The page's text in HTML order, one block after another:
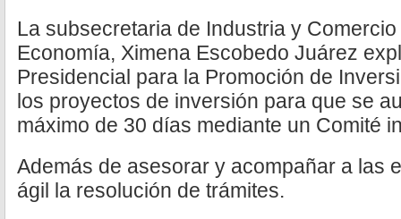
La subsecretaria de Industria y
Economía, Ximena Escobedo Juárez
Presidencial para la Promoción de
los proyectos de inversión para que se
máximo de 30 días mediante un Comité
Además de asesorar y acompañar a las
ágil la resolución de trámites.